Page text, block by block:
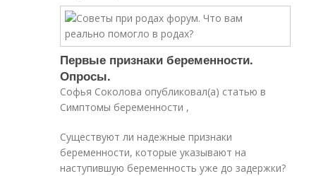
Первые признаки беременности.
Опросы.
Софья Соколова опубликовал(а) статью в
Симптомы беременности ,
Существуют ли надежные признаки
беременности, которые указывают на
наступившую беременность уже до задержки?